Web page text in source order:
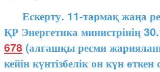
Ескерту. 11-тармақ жаңа
ҚР Энергетика министрінің
678 (алғашқы ресми
кейін күнтізбелік он күн өткен